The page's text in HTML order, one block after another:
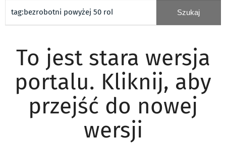
To jest stara wersja
portalu. Kliknij, aby
przejść do nowej
wersji